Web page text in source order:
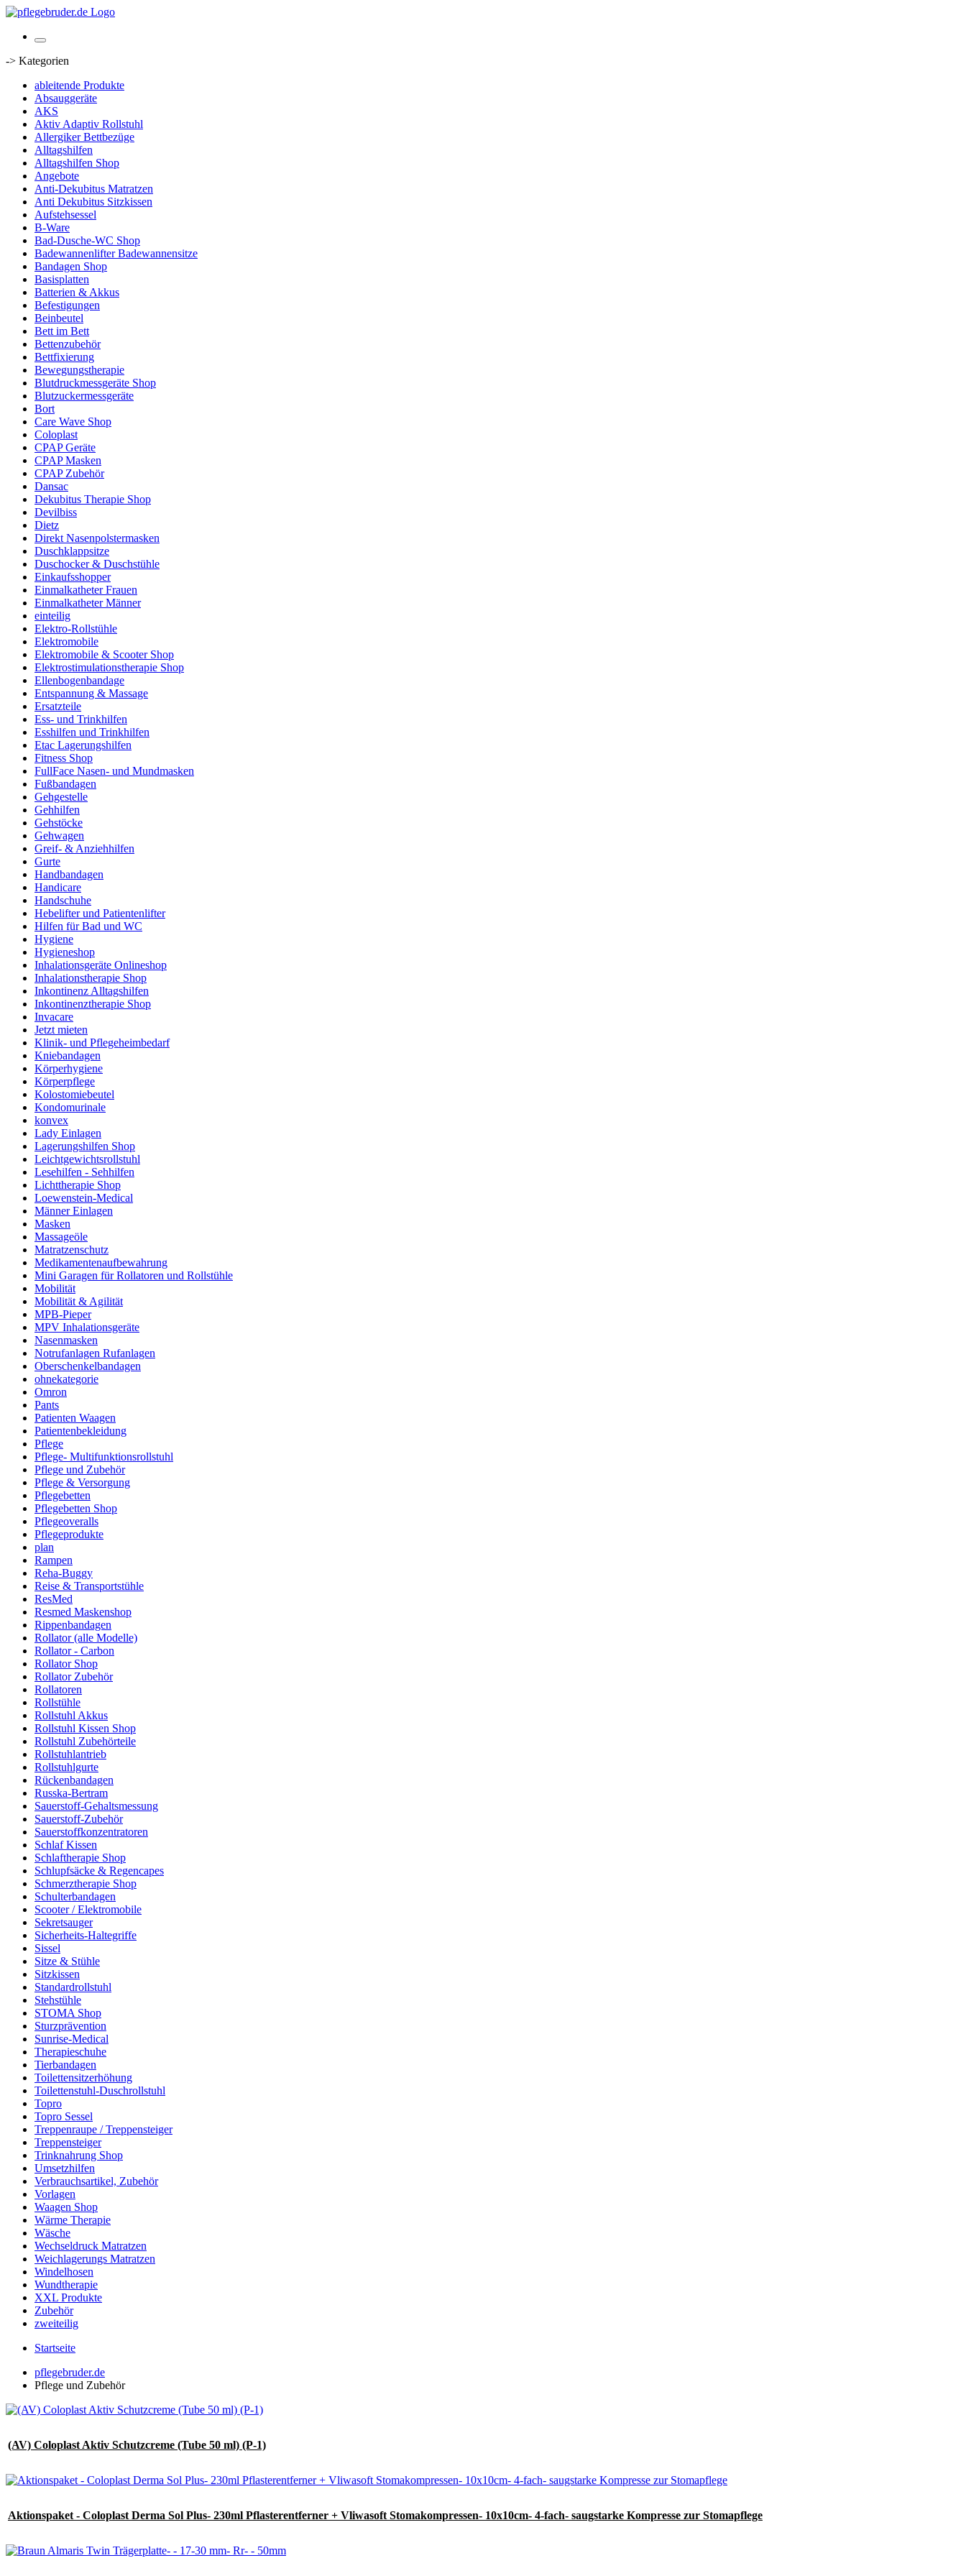
-> Kategorien
ableitende Produkte
Absauggeräte
AKS
Aktiv Adaptiv Rollstuhl
Allergiker Bettbezüge
Alltagshilfen
Alltagshilfen Shop
Angebote
Anti-Dekubitus Matratzen
Anti Dekubitus Sitzkissen
Aufstehsessel
B-Ware
Bad-Dusche-WC Shop
Badewannenlifter Badewannensitze
Bandagen Shop
Basisplatten
Batterien & Akkus
Befestigungen
Beinbeutel
Bett im Bett
Bettenzubehör
Bettfixierung
Bewegungstherapie
Blutdruckmessgeräte Shop
Blutzuckermessgeräte
Bort
Care Wave Shop
Coloplast
CPAP Geräte
CPAP Masken
CPAP Zubehör
Dansac
Dekubitus Therapie Shop
Devilbiss
Dietz
Direkt Nasenpolstermasken
Duschklappsitze
Duschocker & Duschstühle
Einkaufsshopper
Einmalkatheter Frauen
Einmalkatheter Männer
einteilig
Elektro-Rollstühle
Elektromobile
Elektromobile & Scooter Shop
Elektrostimulationstherapie Shop
Ellenbogenbandage
Entspannung & Massage
Ersatzteile
Ess- und Trinkhilfen
Esshilfen und Trinkhilfen
Etac Lagerungshilfen
Fitness Shop
FullFace Nasen- und Mundmasken
Fußbandagen
Gehgestelle
Gehhilfen
Gehstöcke
Gehwagen
Greif- & Anziehhilfen
Gurte
Handbandagen
Handicare
Handschuhe
Hebelifter und Patientenlifter
Hilfen für Bad und WC
Hygiene
Hygieneshop
Inhalationsgeräte Onlineshop
Inhalationstherapie Shop
Inkontinenz Alltagshilfen
Inkontinenztherapie Shop
Invacare
Jetzt mieten
Klinik- und Pflegeheimbedarf
Kniebandagen
Körperhygiene
Körperpflege
Kolostomiebeutel
Kondomurinale
konvex
Lady Einlagen
Lagerungshilfen Shop
Leichtgewichtsrollstuhl
Lesehilfen - Sehhilfen
Lichttherapie Shop
Loewenstein-Medical
Männer Einlagen
Masken
Massageöle
Matratzenschutz
Medikamentenaufbewahrung
Mini Garagen für Rollatoren und Rollstühle
Mobilität
Mobilität & Agilität
MPB-Pieper
MPV Inhalationsgeräte
Nasenmasken
Notrufanlagen Rufanlagen
Oberschenkelbandagen
ohnekategorie
Omron
Pants
Patienten Waagen
Patientenbekleidung
Pflege
Pflege- Multifunktionsrollstuhl
Pflege und Zubehör
Pflege & Versorgung
Pflegebetten
Pflegebetten Shop
Pflegeoveralls
Pflegeprodukte
plan
Rampen
Reha-Buggy
Reise & Transportstühle
ResMed
Resmed Maskenshop
Rippenbandagen
Rollator (alle Modelle)
Rollator - Carbon
Rollator Shop
Rollator Zubehör
Rollatoren
Rollstühle
Rollstuhl Akkus
Rollstuhl Kissen Shop
Rollstuhl Zubehörteile
Rollstuhlantrieb
Rollstuhlgurte
Rückenbandagen
Russka-Bertram
Sauerstoff-Gehaltsmessung
Sauerstoff-Zubehör
Sauerstoffkonzentratoren
Schlaf Kissen
Schlaftherapie Shop
Schlupfsäcke & Regencapes
Schmerztherapie Shop
Schulterbandagen
Scooter / Elektromobile
Sekretsauger
Sicherheits-Haltegriffe
Sissel
Sitze & Stühle
Sitzkissen
Standardrollstuhl
Stehstühle
STOMA Shop
Sturzprävention
Sunrise-Medical
Therapieschuhe
Tierbandagen
Toilettensitzerhöhung
Toilettenstuhl-Duschrollstuhl
Topro
Topro Sessel
Treppenraupe / Treppensteiger
Treppensteiger
Trinknahrung Shop
Umsetzhilfen
Verbrauchsartikel, Zubehör
Vorlagen
Waagen Shop
Wärme Therapie
Wäsche
Wechseldruck Matratzen
Weichlagerungs Matratzen
Windelhosen
Wundtherapie
XXL Produkte
Zubehör
zweiteilig
Startseite
pflegebruder.de
Pflege und Zubehör
(AV) Coloplast Aktiv Schutzcreme (Tube 50 ml) (P-1)
Aktionspaket - Coloplast Derma Sol Plus- 230ml Pflasterentferner + Vliwasoft Stomakompressen- 10x10cm- 4-fach- saugstarke Kompresse zur Stomapflege